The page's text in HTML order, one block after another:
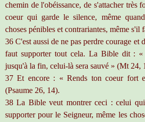
chemin de l'obéissance, de s'attacher très
coeur qui garde le silence, même
choses pénibles et contrariantes, même
36 C'est aussi de ne pas perdre courage et
faut supporter tout cela. La Bible dit :
jusqu'à la fin, celui-là sera sauvé » (Mt 24,
37 Et encore : « Rends ton coeur fort
(Psaume 26, 14).
38 La Bible veut montrer ceci : celui
supporter pour le Seigneur, même les